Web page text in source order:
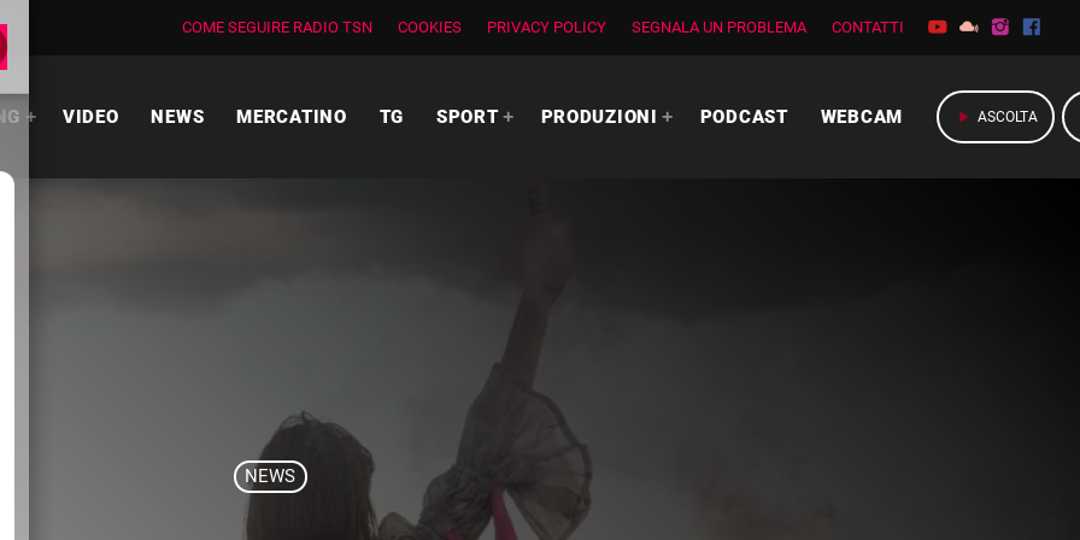
COME SEGUIRE RADIO TSN COOKIES PRIVACY POLICY SEGNALA UN PROBLEMA CONTATTI
VIDEO NEWS MERCATINO TG SPORT PRODUZIONI PODCAST WEBCAM play_arrow ASCOLTA
NEWS